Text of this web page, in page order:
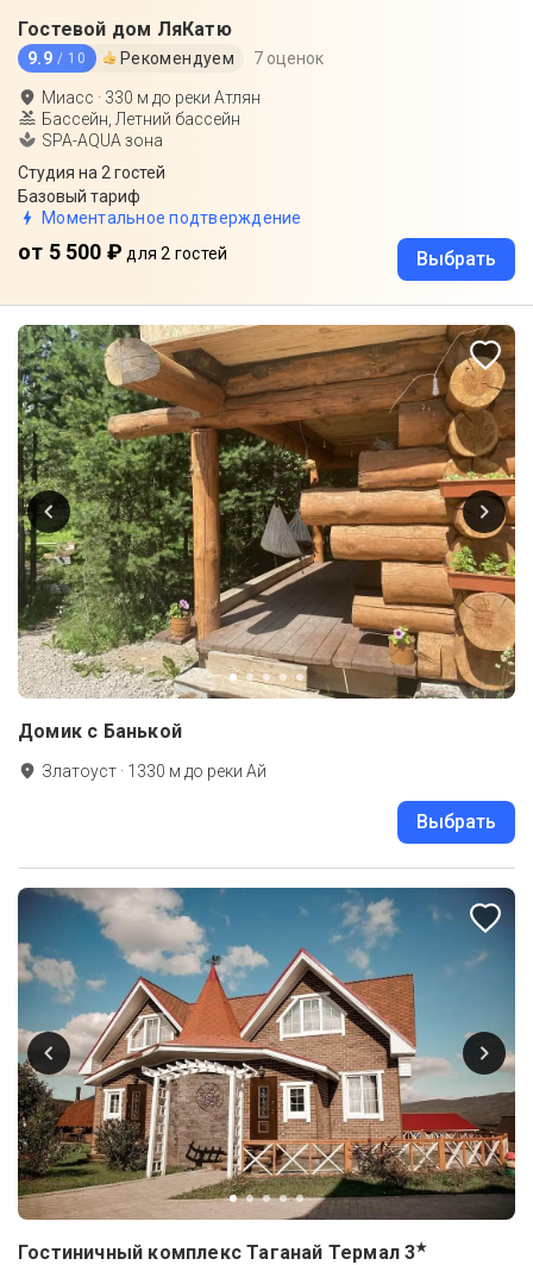
Гостевой дом ЛяКатю
9.9 / 10 Рекомендуем 7 оценок
Миасс · 330 м до реки Атлян
Бассейн, Летний бассейн
SPA-AQUA зона
Студия на 2 гостей
Базовый тариф
Моментальное подтверждение
от 5 500 ₽ для 2 гостей Выбрать
Домик с Банькой
Златоуст · 1330 м до реки Ай
Выбрать
Гостиничный комплекс Таганай Термал 3★